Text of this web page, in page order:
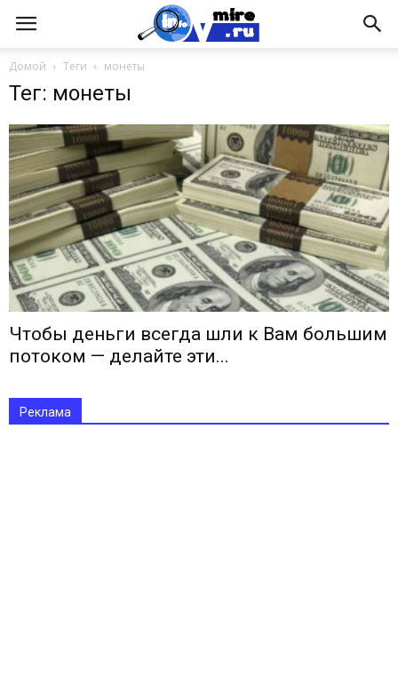
Домой Теги монеты
Тег: монеты
Чтобы деньги всегда шли к Вам большим
потоком — делайте эти...
Реклама